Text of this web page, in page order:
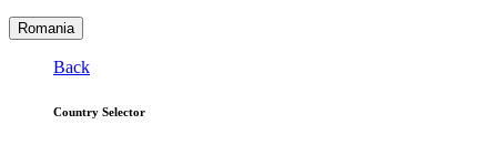
Romania
Back
Country Selector